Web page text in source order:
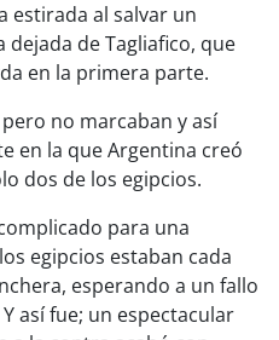
estirada al salvar un
de Tagliafico, que
en la primera parte.
no marcaban y así
en la que Argentina creó
dos de los egipcios.
para una
egipcios estaban cada
esperando a un fallo
así fue; un espectacular